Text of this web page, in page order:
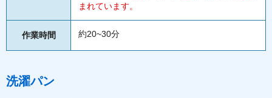
まれています。
作業時間 約20~30分
洗濯パン